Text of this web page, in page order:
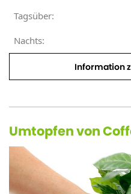
Tagsüber:
Nachts:
Information
Umtopfen von